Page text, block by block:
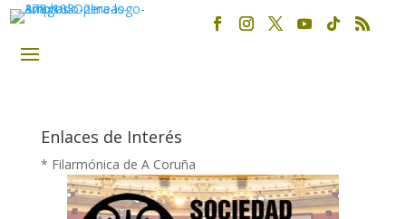
Enlaces de Interés
* Filarmónica de A Coruña